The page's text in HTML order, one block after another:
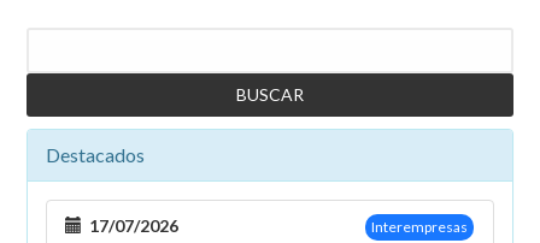
Destacados
Interempresas
17/07/2026